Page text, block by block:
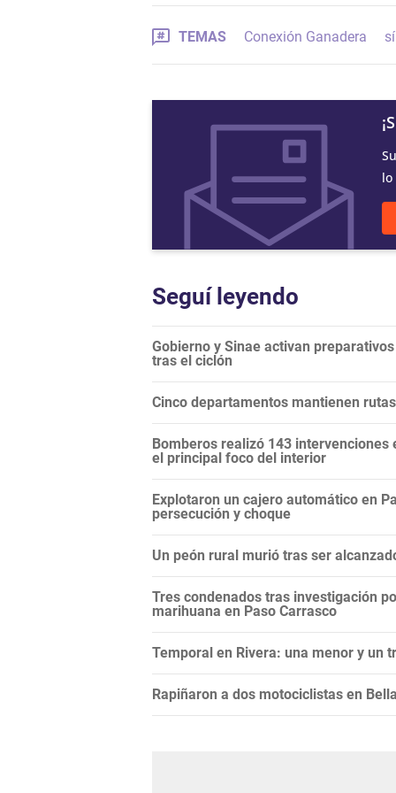
TEMAS Conexión Ganadera
Seguí leyendo
Gobierno y Sinae activan
tras el ciclón
Cinco departamentos mantienen
Bomberos realizó 143
el principal foco del interior
Explotaron un cajero automático en
persecución y choque
Un peón rural murió tras ser
Tres condenados tras investigación
marihuana en Paso Carrasco
Temporal en Rivera: una menor y un
Rapiñaron a dos motociclistas en